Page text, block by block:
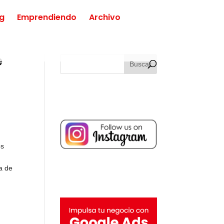
Emprendiendo Archivo
de